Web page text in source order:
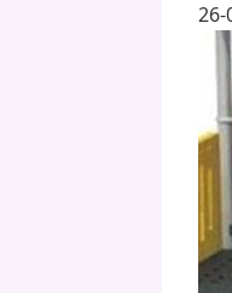
26-